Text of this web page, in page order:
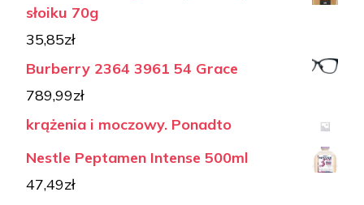
słoiku 70g
35,85zł
Burberry 2364 3961 54 Grace
789,99zł
krążenia i moczowy. Ponadto
Nestle Peptamen Intense 500ml
47,49zł